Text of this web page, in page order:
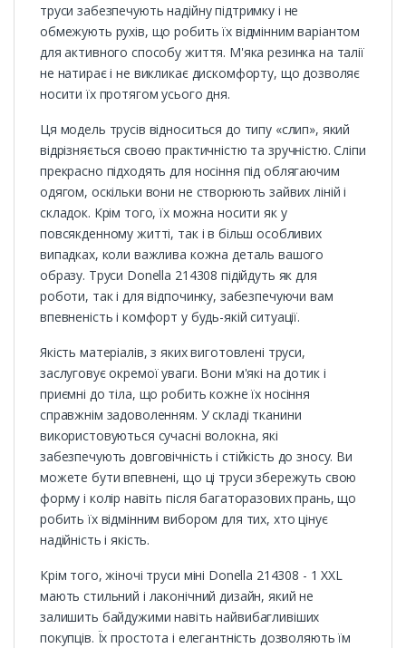
труси забезпечують надійну підтримку і не
обмежують рухів, що робить їх відмінним варіантом
для активного способу життя. М'яка резинка на талії
не натирає і не викликає дискомфорту, що дозволяє
носити їх протягом усього дня.
Ця модель трусів відноситься до типу «слип», який
відрізняється своєю практичністю та зручністю. Сліпи
прекрасно підходять для носіння під облягаючим
одягом, оскільки вони не створюють зайвих ліній і
складок. Крім того, їх можна носити як у
повсякденному житті, так і в більш особливих
випадках, коли важлива кожна деталь вашого
образу. Труси Donella 214308 підійдуть як для
роботи, так і для відпочинку, забезпечуючи вам
впевненість і комфорт у будь-якій ситуації.
Якість матеріалів, з яких виготовлені труси,
заслуговує окремої уваги. Вони м'які на дотик і
приємні до тіла, що робить кожне їх носіння
справжнім задоволенням. У складі тканини
використовуються сучасні волокна, які
забезпечують довговічність і стійкість до зносу. Ви
можете бути впевнені, що ці труси збережуть свою
форму і колір навіть після багаторазових прань, що
робить їх відмінним вибором для тих, хто цінує
надійність і якість.
Крім того, жіночі труси міні Donella 214308 - 1 XXL
мають стильний і лаконічний дизайн, який не
залишить байдужими навіть найвибагливіших
покупців. Їх простота і елегантність дозволяють їм